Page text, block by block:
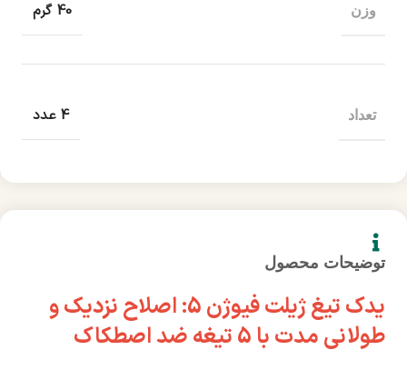
توضیحات محصول
یدک تیغ ژیلت فیوژن 5: اصلاح نزدیک و
طولانی مدت با 5 تیغه ضد اصطکاک
وزن 40 گرم
تعداد 4 عدد